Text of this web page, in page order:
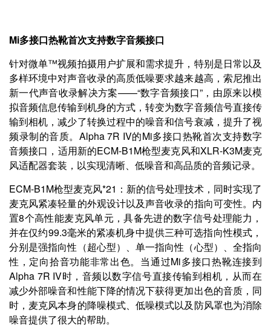
Mi多接口热靴首次支持数字音频接口
针对微单™视频拍摄用户扩展和需求提升，特别是日常以及
多样环境中对声音收录的高质低噪要求越来越高，索尼推出
新一代声音收录解决方案——“数字音频接口”，由原来以模
拟音频信息传输到机身的方式，转变为数字音频信号直接传
输到相机，减少了转换过程中的噪音和信号衰减，提升了视
频录制的音质。Alpha 7R IV的Mi多接口热靴首次支持数字
音频接口，适用新的ECM-B1M枪型麦克风和XLR-K3M麦克
风适配器套装，以实现清晰、低噪音和高品质的音频记录。
ECM-B1M枪型麦克风*21：新的信号处理技术，同时实现了
麦克风紧凑轻量的外观设计以及声音收录的指向可变性。内
置8个高性能麦克风单元，具备先进的数字信号处理能力，
并在仅约99.3毫米的紧凑机身中提供三种可选指向性模式，
分别是强指向性（超心型）、单一指向性（心型）、全指向
性，定向拾音功能非常出色。当通过Mi多接口热靴连接到
Alpha 7R IV时，音频以数字信号直接传输到相机，从而在
减少外部噪音和性能下降的情况下获得更加出色的音质，同
时，麦克风本身的降噪模式、低噪模式以及防风罩也为消除
噪音提供了很大的帮助。